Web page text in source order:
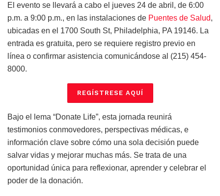
El evento se llevará a cabo el jueves 24 de abril, de 6:00
p.m. a 9:00 p.m., en las instalaciones de Puentes de Salud,
ubicadas en el 1700 South St, Philadelphia, PA 19146. La
entrada es gratuita, pero se requiere registro previo en
línea o confirmar asistencia comunicándose al (215) 454-
8000.
REGÍSTRESE AQUÍ
Bajo el lema “Donate Life”, esta jornada reunirá
testimonios conmovedores, perspectivas médicas, e
información clave sobre cómo una sola decisión puede
salvar vidas y mejorar muchas más. Se trata de una
oportunidad única para reflexionar, aprender y celebrar el
poder de la donación.